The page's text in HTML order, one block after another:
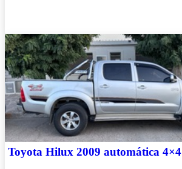
Toyota Hilux 2009 automática 4×4